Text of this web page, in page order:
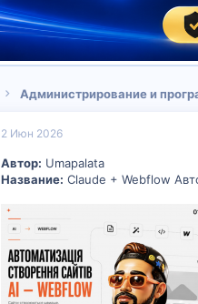
Администрирование и
2 Июн 2026
Автор: Umapalata
Название: Claude + Webflow